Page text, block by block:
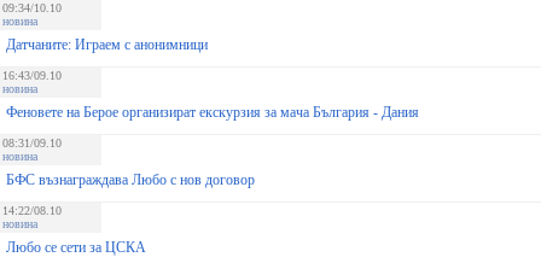
09:34/10.10
новина
Датчаните: Играем с анонимници
16:43/09.10
новина
Феновете на Берое организират екскурзия за мача България - Дания
08:31/09.10
новина
БФС възнаграждава Любо с нов договор
14:22/08.10
новина
Любо се сети за ЦСКА